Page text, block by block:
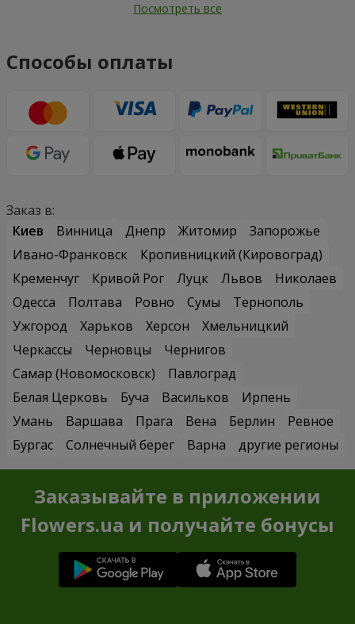
Посмотреть все
Способы оплаты
Заказ в:
Киев
Винница Днепр Житомир
Запорожье
Ивано-Франковск
Кропивницкий (Кировоград)
Кременчуг
Кривой Рог Луцк Львов
Николаев
Одесса
Полтава Ровно Сумы
Тернополь
Ужгород
Харьков Херсон
Хмельницкий
Черкассы
Черновцы
Чернигов
Самар (Новомосковск)
Павлоград
Белая Церковь
Буча Васильков
Ирпень
Умань
Варшава Прага Вена Берлин
Ревное
Бургас
Солнечный берег Варна другие регионы
Заказывайте в приложении
Flowers.ua и получайте бонусы